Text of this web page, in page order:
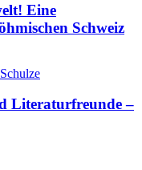
Eine
Schweiz
Literaturfreunde –